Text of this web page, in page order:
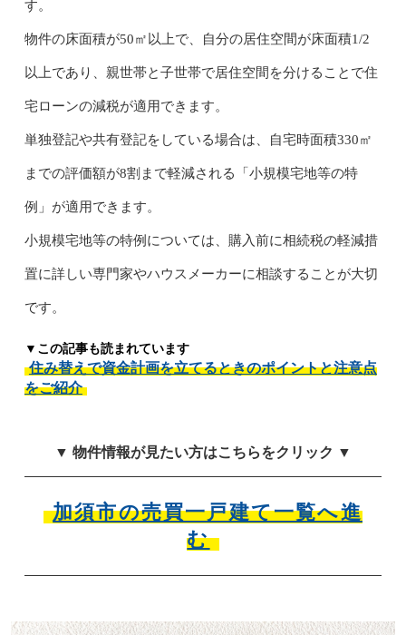
す。
物件の床面積が50㎡以上で、自分の居住空間が床面積1/2
以上であり、親世帯と子世帯で居住空間を分けることで住
宅ローンの減税が適用できます。
単独登記や共有登記をしている場合は、自宅時面積330㎡
までの評価額が8割まで軽減される「小規模宅地等の特
例」が適用できます。
小規模宅地等の特例については、購入前に相続税の軽減措
置に詳しい専門家やハウスメーカーに相談することが大切
です。
▼この記事も読まれています
住み替えで資金計画を立てるときのポイントと注意点
をご紹介
▼ 物件情報が見たい方はこちらをクリック ▼
加須市の売買一戸建て一覧へ進
む